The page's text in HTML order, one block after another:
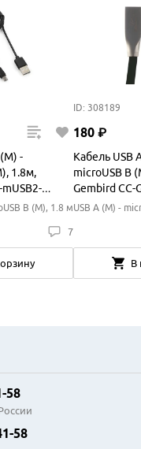
-
1.8м,
mUSB2-
B (M), 1.8 м
7
ID: 308189
180 ₽
Кабель USB
microUSB B
Gembird CC-
1.8M
USB A (M) -
В
58
58